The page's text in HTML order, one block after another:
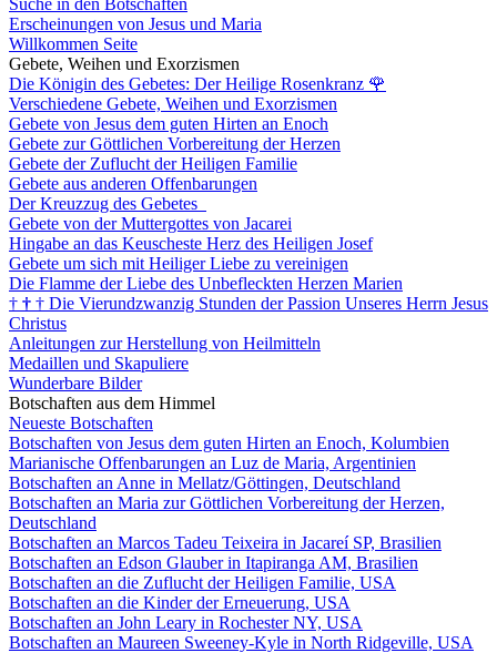
Erscheinungen von Jesus und Maria
Willkommen Seite
Gebete, Weihen und Exorzismen
Die Königin des Gebetes: Der Heilige Rosenkranz 🌹
Verschiedene Gebete, Weihen und Exorzismen
Gebete von Jesus dem guten Hirten an Enoch
Gebete zur Göttlichen Vorbereitung der Herzen
Gebete der Zuflucht der Heiligen Familie
Gebete aus anderen Offenbarungen
Der Kreuzzug des Gebetes
Gebete von der Muttergottes von Jacarei
Hingabe an das Keuscheste Herz des Heiligen Josef
Gebete um sich mit Heiliger Liebe zu vereinigen
Die Flamme der Liebe des Unbefleckten Herzen Marien
† † † Die Vierundzwanzig Stunden der Passion Unseres Herrn Jesus
Christus
Anleitungen zur Herstellung von Heilmitteln
Medaillen und Skapuliere
Wunderbare Bilder
Botschaften aus dem Himmel
Neueste Botschaften
Botschaften von Jesus dem guten Hirten an Enoch, Kolumbien
Marianische Offenbarungen an Luz de Maria, Argentinien
Botschaften an Anne in Mellatz/Göttingen, Deutschland
Botschaften an Maria zur Göttlichen Vorbereitung der Herzen,
Deutschland
Botschaften an Marcos Tadeu Teixeira in Jacareí SP, Brasilien
Botschaften an Edson Glauber in Itapiranga AM, Brasilien
Botschaften an die Zuflucht der Heiligen Familie, USA
Botschaften an die Kinder der Erneuerung, USA
Botschaften an John Leary in Rochester NY, USA
Botschaften an Maureen Sweeney-Kyle in North Ridgeville, USA